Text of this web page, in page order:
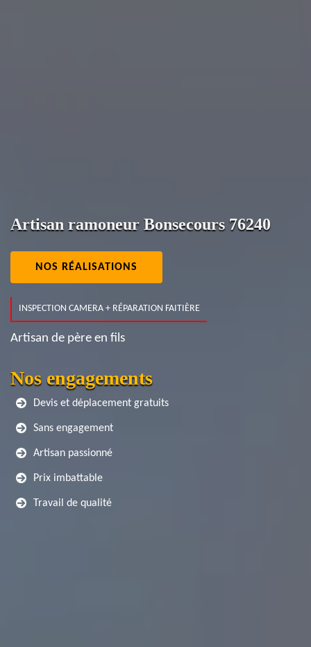
Artisan ramoneur Bonsecours 76240
NOS RÉALISATIONS
INSPECTION CAMERA + RÉPARATION FAITIÈRE
Artisan de père en fils
Nos engagements
Devis et déplacement gratuits
Sans engagement
Artisan passionné
Prix imbattable
Travail de qualité